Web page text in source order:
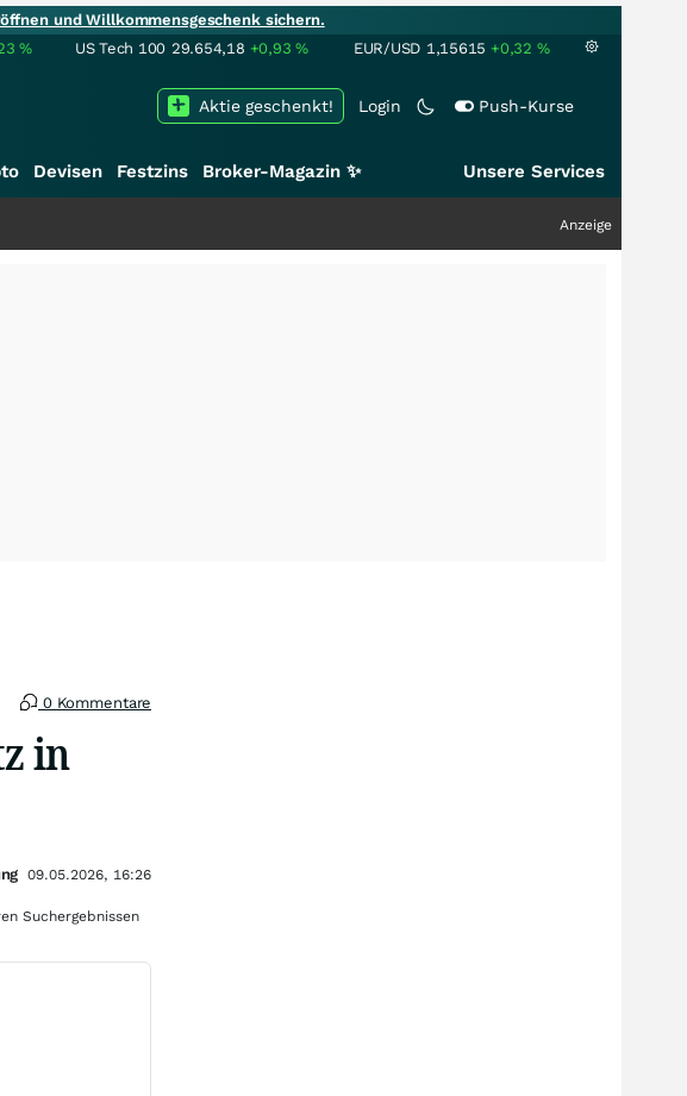
und Willkommensgeschenk sichern.
% US Tech 100 29.654,18 +0,93% EUR/USD 1,15615 +0,32 %
Login Push-Kurse
Aktie geschenkt!
Devisen Festzins Broker-Magazin ✨ Unsere Services
Anzeige
0 Kommentare
in
09.05.2026, 16:26
Suchergebnissen